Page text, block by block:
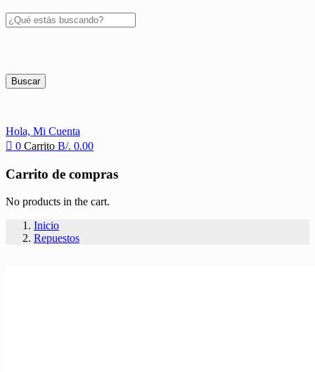
Buscar
Hola, Mi Cuenta
0 Carrito B/. 0.00
Carrito de compras
No products in the cart.
Inicio
Repuestos